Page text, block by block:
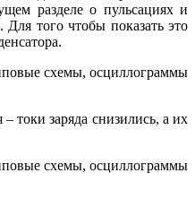
разделе о пульсациях и
того чтобы показать это
токи заряда снизились, а их